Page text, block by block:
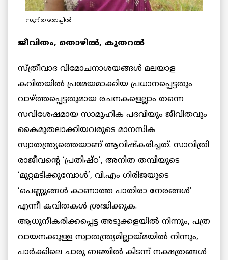
സുനിത തോപ്പില്‍
ജീവിതം, തൊഴിൽ, കുതറൽ
സ്ത്രീവാദ വിമോചനാശയങ്ങൾ മലയാള
കവിതയിൽ പ്രമേയമാക്കിയ പ്രധാനപ്പെട്ടതും
വാഴ്ത്തപ്പെട്ടതുമായ രചനകളെല്ലാം തന്നെ
സവിശേഷമായ സാമൂഹിക പദവിയും ജീവിതവും
കൈമുതലാക്കിയവരുടെ മാനസിക
സ്വാതന്ത്ര്യത്തെയാണ് ആവിഷ്കരിച്ചത്. സാവിത്രി
രാജീവന്റെ ‘പ്രതിഷ്ഠ’, അനിത തമ്പിയുടെ
‘മുറ്റമടിക്കുമ്പോൾ’, വി.എം ഗിരിജയുടെ
‘പെണ്ണുങ്ങൾ കാണാത്ത പാതിരാ നേരങ്ങൾ’
എന്നീ കവിതകൾ ശ്രദ്ധിക്കുക.
ആധുനീകരിക്കപ്പെട്ട അടുക്കളയിൽ നിന്നും, പത്ര
വായനക്കുള്ള സ്വാതന്ത്ര്യമില്ലായ്മയിൽ നിന്നും,
പാർക്കിലെ ചാരു ബഞ്ചിൽ കിടന്ന് നക്ഷത്രങ്ങൾ